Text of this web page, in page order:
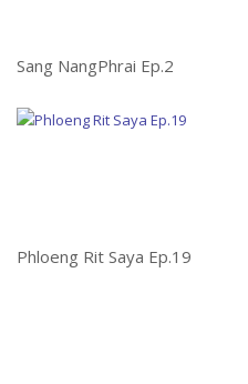
Sang NangPhrai Ep.2
Phloeng Rit Saya Ep.19